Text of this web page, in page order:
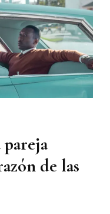
Tribu
pareja
de las